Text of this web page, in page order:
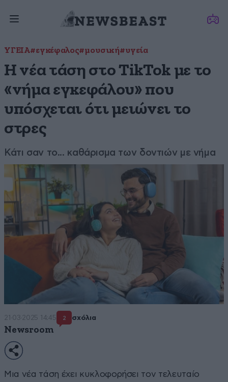
ΥΓΕΙΑ#εγκέφαλος#μουσική#υγεία
Η νέα τάση στο TikTok με το
«νήμα εγκεφάλου» που
υπόσχεται ότι μειώνει το
στρες
Κάτι σαν το... καθάρισμα των δοντιών με νήμα
21·03·2025 14:45 2 σχόλια
Newsroom
Μια νέα τάση έχει κυκλοφορήσει τον τελευταίο